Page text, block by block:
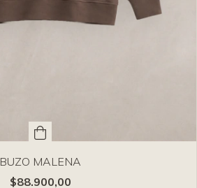
BUZO MALENA
$88.900,00